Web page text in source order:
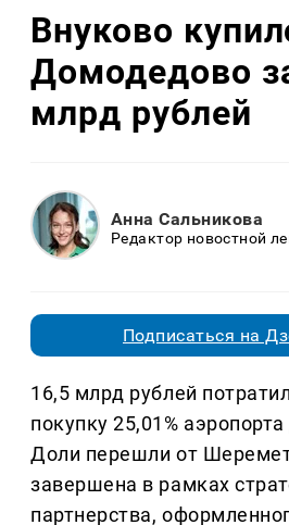
Внуково
Домодедово
млрд рублей
Анна Сальникова
Редактор новостной
Подписаться на
16,5 млрд рублей
покупку 25,01%
Доли перешли от
завершена в рамках
партнерства,